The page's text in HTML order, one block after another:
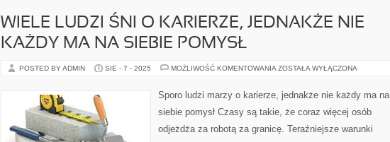
WIELE LUDZI ŚNI O KARIERZE, JEDNAKŻE NIE
KAŻDY MA NA SIEBIE POMYSŁ
POSTED BY ADMIN SIE - 7 - 2025 MOŻLIWOŚĆ KOMENTOWANIA WIELE
O
KARIERZE,
NIE
MA
ZOSTAŁA WYŁĄCZONA
Sporo ludzi marzy o karierze, jednakże nie każdy ma na
siebie pomysł Czasy są takie, że coraz więcej osób
odjeżdża za robotą za granicę. Teraźniejsze warunki